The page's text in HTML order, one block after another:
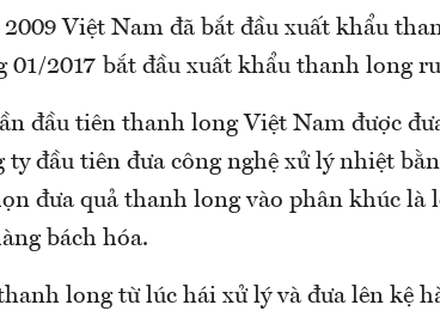
Việt Nam đã bắt đầu xuất khẩu
01/2017 bắt đầu xuất khẩu thanh long
đầu tiên thanh long Việt Nam được
ty đầu tiên đưa công nghệ xử lý nhiệt
đưa quả thanh long vào phân khúc là
bách hóa.
long từ lúc hái xử lý và đưa lên kệ